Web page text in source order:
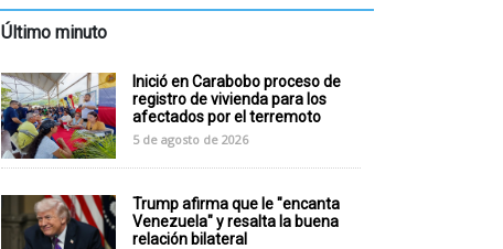
Último minuto
Inició en Carabobo proceso de
registro de vivienda para los
afectados por el terremoto
5 de agosto de 2026
Trump afirma que le "encanta
Venezuela" y resalta la buena
relación bilateral